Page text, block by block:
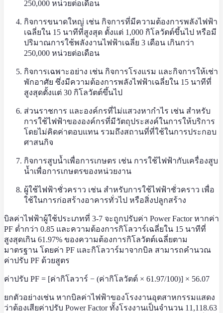
250,000 หน่วยต่อเดือน
กิจการขนาดใหญ่ เช่น กิจการที่มีความต้องการพลังไฟฟ้า
เฉลี่ยใน 15 นาทีที่สูงสุด ตั้งแต่ 1,000 กิโลวัตต์ขึ้นไป หรือมี
ปริมาณการใช้พลังงานไฟฟ้าเฉลี่ย 3 เดือน เกินกว่า
250,000 หน่วยต่อเดือน
กิจการเฉพาะอย่าง เช่น กิจการโรงแรม และกิจการให้เช่า
พักอาศัย ซึ่งมีความต้องการพลังไฟฟ้าเฉลี่ยใน 15 นาทีที่
สูงสุดตั้งแต่ 30 กิโลวัตต์ขึ้นไป
ส่วนราชการ และองค์กรที่ไม่แสวงหากําไร เช่น สำหรับ
การใช้ไฟฟ้าขององค์กรที่มีวัตถุประสงค์ในการให้บริการ
โดยไม่คิดค่าตอบแทน รวมถึงสถานที่ที่ใช้ในการประกอบ
ศาสนกิจ
กิจการสูบน้ำเพื่อการเกษตร เช่น การใช้ไฟฟ้ากับเครื่องสูบ
น้ำเพื่อการเกษตรของหน่วยงาน
ผู้ใช้ไฟฟ้าชั่วคราว เช่น สำหรับการใช้ไฟฟ้าชั่วคราว เพื่อ
ใช้ในการก่อสร้างอาคารทั่วไป หรือสิ่งปลูกสร้าง
บิลค่าไฟฟ้าผู้ใช้ประเภทที่ 3-7 จะถูกปรับค่า Power Factor หากค่า
PF ต่ำกว่า 0.85 และความต้องการกิโลวาร์เฉลี่ยใน 15 นาทีที่
สูงสุดเกิน 61.97% ของความต้องการกิโลวัตต์เฉลี่ยตาม
มาตรฐาน โดยค่า PF และกิโลวาร์มาจากบิล สามารถคำนวณ
ค่าปรับ PF ด้วยสูตร
ค่าปรับ PF = [ค่ากิโลวาร์ − (ค่ากิโลวัตต์ × 61.97/100)] × 56.07
ยกตัวอย่างเช่น หากบิลค่าไฟฟ้าของโรงงานอุตสาหกรรมแสดง
ว่าต้องเสียค่าปรับ Power Factor ทั้งโรงงานเป็นจำนวน 11,118.63